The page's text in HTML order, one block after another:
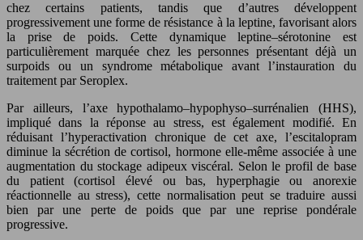
chez certains patients, tandis que d’autres développent
progressivement une forme de résistance à la leptine, favorisant alors
la prise de poids. Cette dynamique leptine–sérotonine est
particulièrement marquée chez les personnes présentant déjà un
surpoids ou un syndrome métabolique avant l’instauration du
traitement par Seroplex.
Par ailleurs, l’axe hypothalamo–hypophyso–surrénalien (HHS),
impliqué dans la réponse au stress, est également modifié. En
réduisant l’hyperactivation chronique de cet axe, l’escitalopram
diminue la sécrétion de cortisol, hormone elle-même associée à une
augmentation du stockage adipeux viscéral. Selon le profil de base
du patient (cortisol élevé ou bas, hyperphagie ou anorexie
réactionnelle au stress), cette normalisation peut se traduire aussi
bien par une perte de poids que par une reprise pondérale
progressive.